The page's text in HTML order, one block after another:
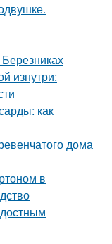
изнутри:
как
дома
в